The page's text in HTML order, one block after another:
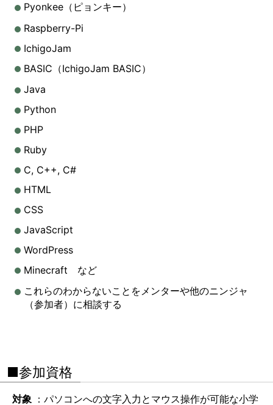
Pyonkee（ピョンキー）
Raspberry-Pi
IchigoJam
BASIC（IchigoJam BASIC）
Java
Python
PHP
Ruby
C, C++, C#
HTML
CSS
JavaScript
WordPress
Minecraft など
これらのわからないことをメンターや他のニンジャ
（参加者）に相談する
■参加資格
対象 ：パソコンへの文字入力とマウス操作が可能な小学